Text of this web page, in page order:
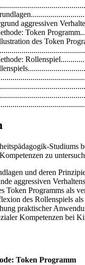
aggressiven
Token
des Token
Studiums
zu
und deren
aggressiven Verhaltens
Token Programms als
des Rollenspiels
praktischer
Kompetenzen bei
Token Programm